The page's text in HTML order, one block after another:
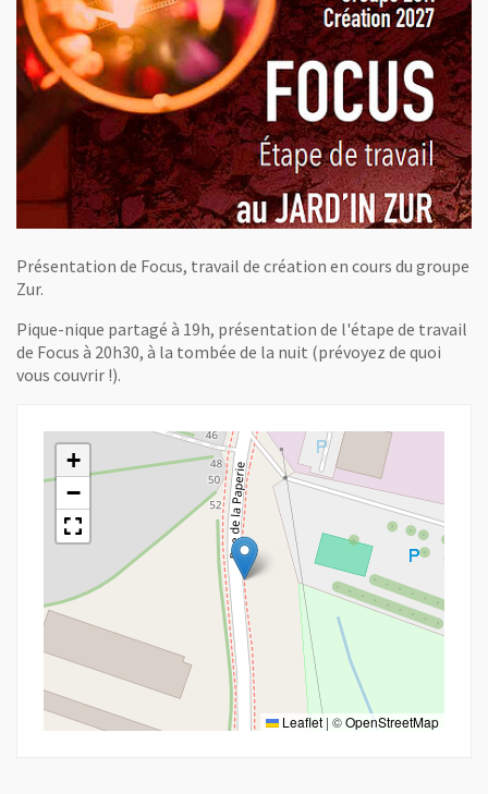
Présentation de Focus, travail de création en cours du groupe
Zur.
Pique-nique partagé à 19h, présentation de l'étape de travail
de Focus à 20h30, à la tombée de la nuit (prévoyez de quoi
vous couvrir !).
+
−
Leaflet | ©OpenStreetMap